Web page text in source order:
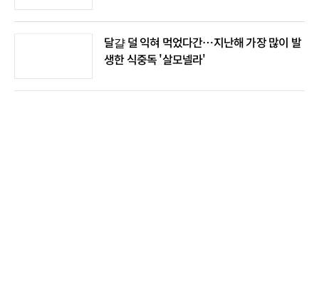
달걀 덜 익혀 먹었다간…지난해 가장 많이 발
생한 식중독 '살모넬라'